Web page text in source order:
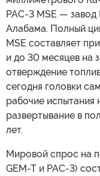
PAC-3 MSE — завод
Алабама. Полный
MSE составляет
и до 30 месяцев на
отверждение
сегодня головки
рабочие
развертывание в
лет.
Мировой спрос на
GEM-T и PAC-3)